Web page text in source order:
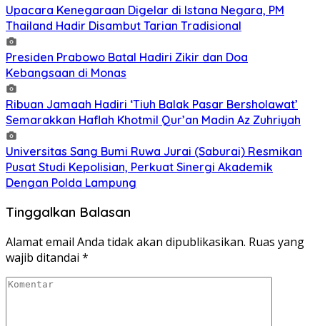
Upacara Kenegaraan Digelar di Istana Negara, PM
Thailand Hadir Disambut Tarian Tradisional
Presiden Prabowo Batal Hadiri Zikir dan Doa
Kebangsaan di Monas
Ribuan Jamaah Hadiri ‘Tiuh Balak Pasar Bersholawat’
Semarakkan Haflah Khotmil Qur’an Madin Az Zuhriyah
Universitas Sang Bumi Ruwa Jurai (Saburai) Resmikan
Pusat Studi Kepolisian, Perkuat Sinergi Akademik
Dengan Polda Lampung
Tinggalkan Balasan
Alamat email Anda tidak akan dipublikasikan. Ruas yang
wajib ditandai *